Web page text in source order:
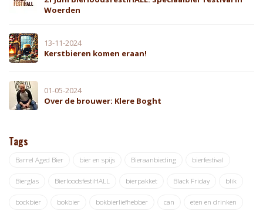
Woerden
13-11-2024
Kerstbieren komen eraan!
01-05-2024
Over de brouwer: Klere Boght
Tags
Barrel Aged Bier bier en spijs Bieraanbieding bierfestival
Bierglas BierloodsfestiHALL bierpakket Black Friday blik
bockbier bokbier bokbierliefhebber can eten en drinken